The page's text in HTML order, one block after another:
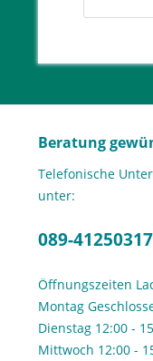
Beratung
Telefonische
unter:
089-41250317
Öffnungszeiten
Montag
Dienstag 12:00 -
Mittwoch 12:00 -